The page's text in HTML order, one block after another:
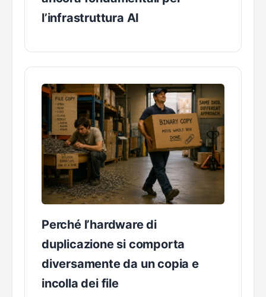
l’infrastruttura AI
Perché l’hardware di
duplicazione si comporta
diversamente da un copia e
incolla dei file